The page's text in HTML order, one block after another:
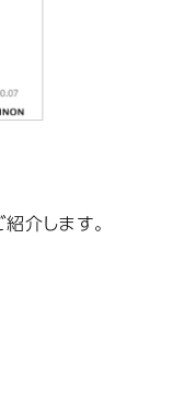
介します。